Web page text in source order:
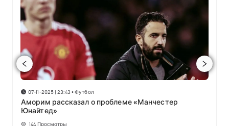
07-11-2025 | 23:43 •Футбол
Аморим рассказал о проблеме «Манчестер
Юнайтед»
144 Просмотры